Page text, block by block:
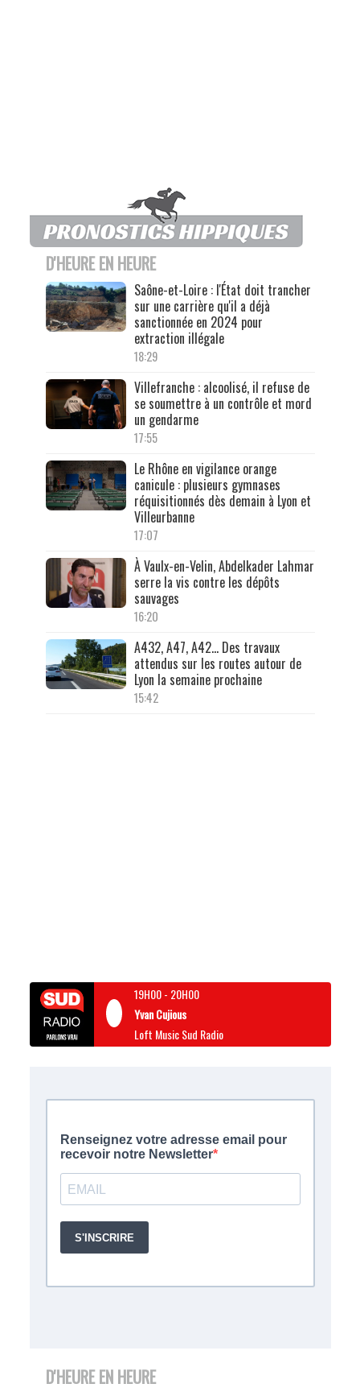
D'HEURE EN HEURE
Saône-et-Loire : l'État doit trancher
sur une carrière qu'il a déjà
sanctionnée en 2024 pour
extraction illégale
18:29
Villefranche : alcoolisé, il refuse de
se soumettre à un contrôle et mord
un gendarme
17:55
Le Rhône en vigilance orange
canicule : plusieurs gymnases
réquisitionnés dès demain à Lyon et
Villeurbanne
17:07
À Vaulx-en-Velin, Abdelkader Lahmar
serre la vis contre les dépôts
sauvages
16:20
A432, A47, A42… Des travaux
attendus sur les routes autour de
Lyon la semaine prochaine
15:42
19H00- 20H00
Yvan Cujious
Loft Music Sud Radio
D'HEURE EN HEURE